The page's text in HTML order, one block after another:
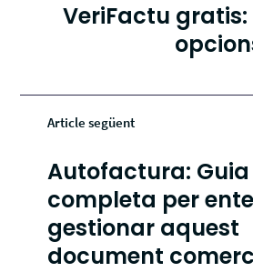
VeriFactu gratis:
Article següent
Autofactura: Guia
completa per
gestionar aquest
document